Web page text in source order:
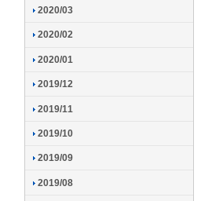
2020/03
2020/02
2020/01
2019/12
2019/11
2019/10
2019/09
2019/08